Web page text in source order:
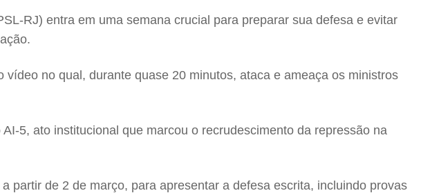
RJ) entra em uma semana crucial para preparar sua defesa e evitar
no qual, durante quase 20 minutos, ataca e ameaça os ministros
5, ato institucional que marcou o recrudescimento da repressão na
partir de 2 de março, para apresentar a defesa escrita, incluindo provas